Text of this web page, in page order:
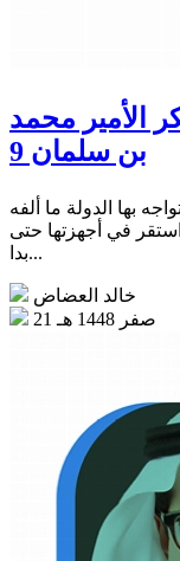
الأمير محمد
بن سلمان 9
بها الدولة ما ألفه
في أجهزتها حتى
بدا...
خالد العضاض
21 صفر 1448 هـ